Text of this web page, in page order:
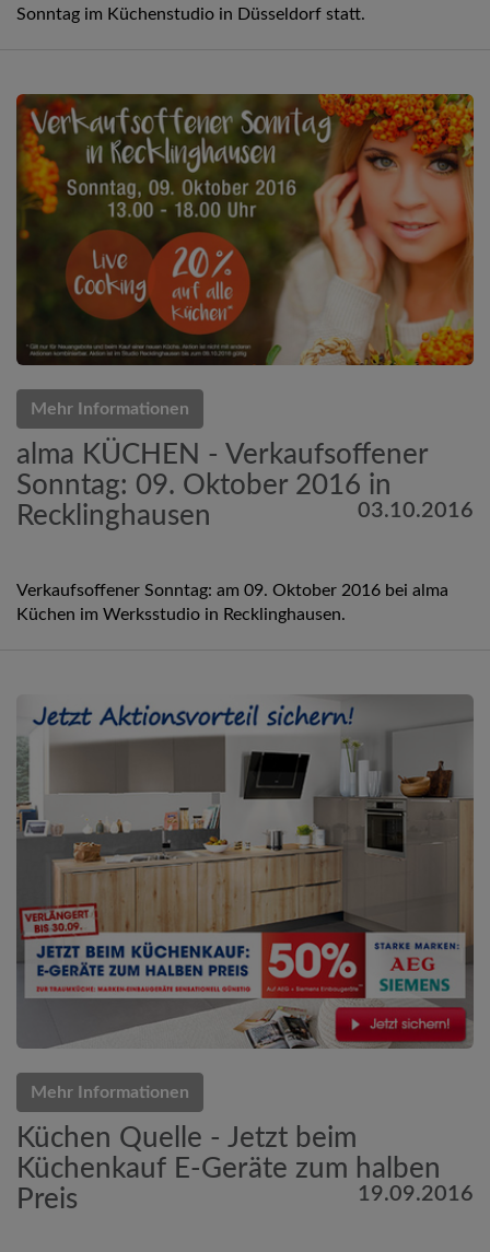
Sonntag im Küchenstudio in Düsseldorf statt.
Mehr Informationen
alma KÜCHEN - Verkaufsoffener
Sonntag: 09. Oktober 2016 in
Recklinghausen
03.10.2016
Verkaufsoffener Sonntag: am 09. Oktober 2016 bei alma
Küchen im Werksstudio in Recklinghausen.
Mehr Informationen
Küchen Quelle - Jetzt beim
Küchenkauf E-Geräte zum halben
Preis
19.09.2016